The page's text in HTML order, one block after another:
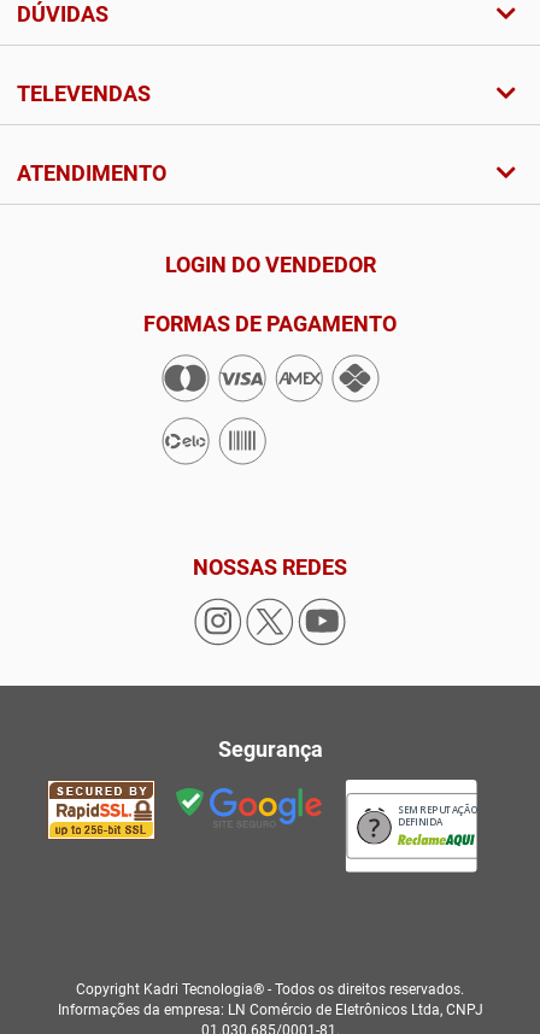
DÚVIDAS
TELEVENDAS
ATENDIMENTO
LOGIN DO VENDEDOR
FORMAS DE PAGAMENTO
NOSSAS REDES
Segurança
SEM REPUTAÇÃO
DEFINIDA
Copyright Kadri Tecnologia® - Todos os direitos reservados.
Informações da empresa: LN Comércio de Eletrônicos Ltda, CNPJ